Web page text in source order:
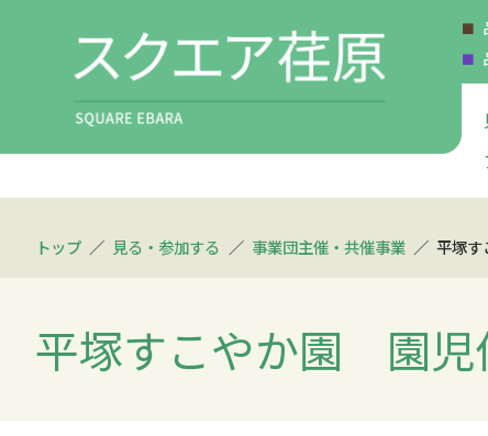
トップ 見る・参加する 事業団主催・共催事業 平塚
平塚すこやか園 園児